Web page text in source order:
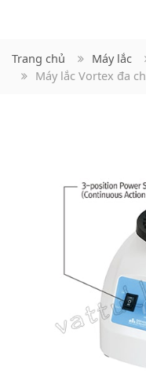
Trang chủ Máy lắc
Máy lắc Vortex đa